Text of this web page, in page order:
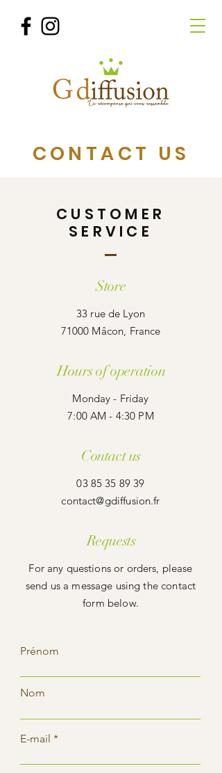
CONTACT US
CUSTOMER
SERVICE
Store
33 rue de Lyon
71000 Mâcon, France
Hours of operation
Monday - Friday
7:00 AM - 4:30 PM
Contact us
03 85 35 89 39
contact@gdiffusion.fr
Requests
For any questions or orders, please
send us a message using the contact
form below.
Prénom
Nom
E-mail